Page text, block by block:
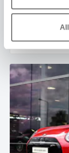
€
Bekijk details